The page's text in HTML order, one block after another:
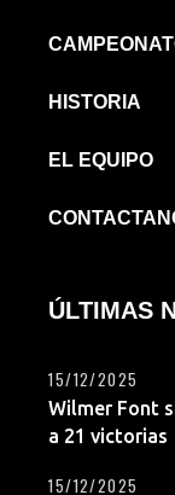
HISTORIA
EL EQUIPO
ÚLTIMAS
Wilmer Font
a 21 victorias
15/12/2025
15/12/2025